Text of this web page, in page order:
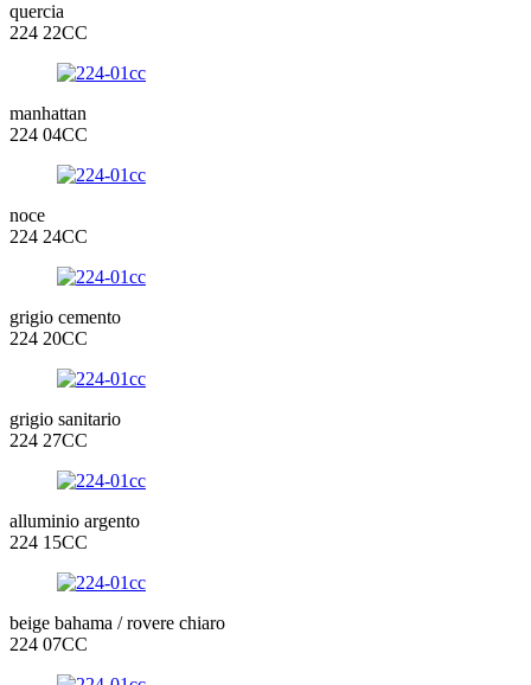
quercia
224 22CC
manhattan
224 04CC
noce
224 24CC
grigio cemento
224 20CC
grigio sanitario
224 27CC
alluminio argento
224 15CC
beige bahama / rovere chiaro
224 07CC